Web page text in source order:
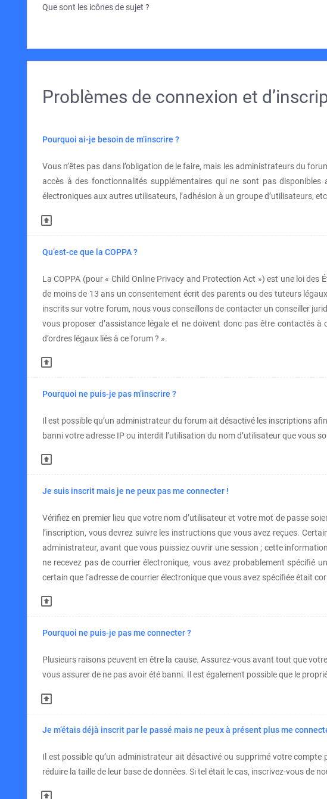
Que sont les icônes de sujet ?
Problèmes de connexion et
Pourquoi ai-je besoin de m’inscrire ?
Vous n’êtes pas dans l’obligation de le faire, mais les administrateurs du
accès à des fonctionnalités supplémentaires qui ne sont pas disponibles
électroniques aux autres utilisateurs, l’adhésion à un groupe d’utilisateurs,
Qu’est-ce que la COPPA ?
La COPPA (pour « Child Online Privacy and Protection Act ») est une loi
de moins de 13 ans un consentement écrit des parents ou des tuteurs
inscrits sur votre forum, nous vous conseillons de contacter un conseiller
vous proposer d’assistance légale et ne doivent donc pas être contactés
d’ordres légaux liés à ce forum ? ».
Pourquoi ne puis-je pas m’inscrire ?
Il est possible qu’un administrateur du forum ait désactivé les inscriptions
banni votre adresse IP ou interdit l’utilisation du nom d’utilisateur que vous
Je suis inscrit mais je ne peux pas me connecter !
Vérifiez en premier lieu que votre nom d’utilisateur et votre mot de passe
l’inscription, vous devrez suivre les instructions que vous avez reçues.
administrateur, avant que vous puissiez ouvrir une session ; cette
ne recevez pas de courrier électronique, vous avez probablement spécifié
certain que l’adresse de courrier électronique que vous avez spécifiée était
Pourquoi ne puis-je pas me connecter ?
Plusieurs raisons peuvent en être la cause. Assurez-vous avant tout que
vous assurer de ne pas avoir été banni. Il est également possible que le
Je m’étais déjà inscrit par le passé mais ne peux à présent plus me
Il est possible qu’un administrateur ait désactivé ou supprimé votre
réduire la taille de leur base de données. Si tel était le cas, inscrivez-vous de